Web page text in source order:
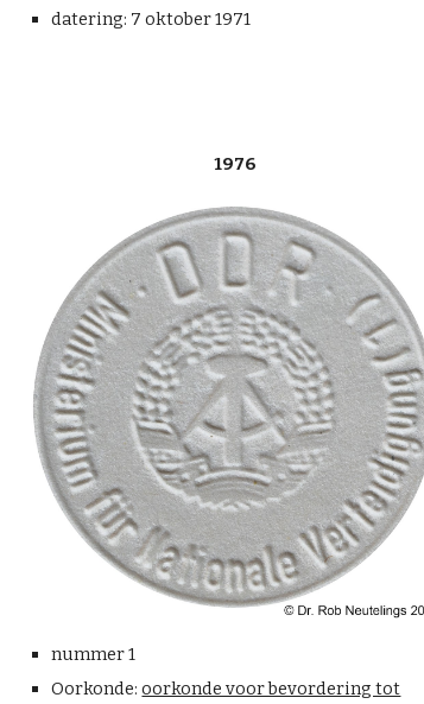
datering: 7 oktober 1971
1976
nummer 1
Oorkonde:oorkonde voor bevordering tot